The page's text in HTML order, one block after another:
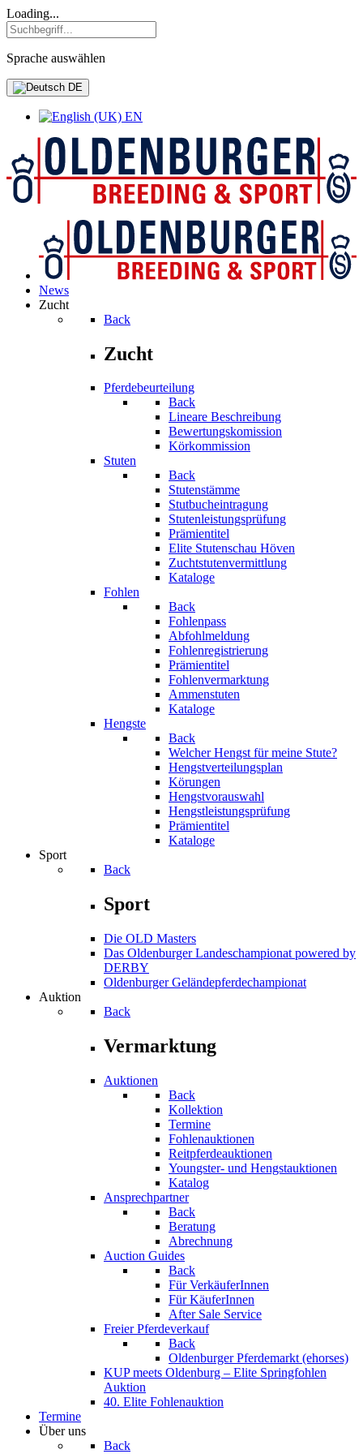
Loading...
Sprache auswählen
DE
EN
News
Zucht
Back
Zucht
Pferdebeurteilung
Back
Lineare Beschreibung
Bewertungskomission
Körkommission
Stuten
Back
Stutenstämme
Stutbucheintragung
Stutenleistungsprüfung
Prämientitel
Elite Stutenschau Höven
Zuchtstutenvermittlung
Kataloge
Fohlen
Back
Fohlenpass
Abfohlmeldung
Fohlenregistrierung
Prämientitel
Fohlenvermarktung
Ammenstuten
Kataloge
Hengste
Back
Welcher Hengst für meine Stute?
Hengstverteilungsplan
Körungen
Hengstvorauswahl
Hengstleistungsprüfung
Prämientitel
Kataloge
Sport
Back
Sport
Die OLD Masters
Das Oldenburger Landeschampionat powered by
DERBY
Oldenburger Geländepferde­championat
Auktion
Back
Vermarktung
Auktionen
Back
Kollektion
Termine
Fohlenauktionen
Reitpferdeauktionen
Youngster- und Hengstauktionen
Katalog
Ansprechpartner
Back
Beratung
Abrechnung
Auction Guides
Back
Für VerkäuferInnen
Für KäuferInnen
After Sale Service
Freier Pferdeverkauf
Back
Oldenburger Pferdemarkt (ehorses)
KUP meets Oldenburg – Elite Springfohlen
Auktion
40. Elite Fohlenauktion
Termine
Über uns
Back